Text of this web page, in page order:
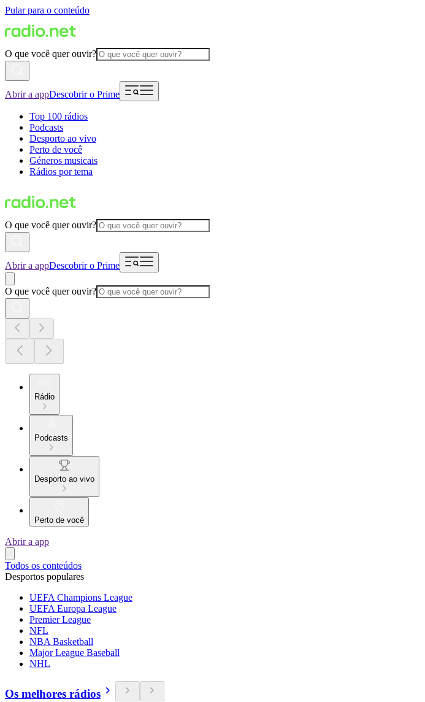
Pular para o conteúdo
O que você quer ouvir?
Abrir a appDescobrir o Prime
Top 100 rádios
Podcasts
Desporto ao vivo
Perto de você
Géneros musicais
Rádios por tema
O que você quer ouvir?
Abrir a appDescobrir o Prime
O que você quer ouvir?
Rádio
Podcasts
Desporto ao vivo
Perto de você
Abrir a app
Todos os conteúdos
Desportos populares
UEFA Champions League
UEFA Europa League
Premier League
NFL
NBA Basketball
Major League Baseball
NHL
Os melhores rádios